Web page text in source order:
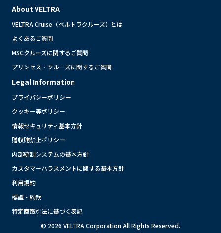
About VELTRA
VELTRA Cruise（ベルトラクルーズ）とは
よくあるご質問
MSCクルーズに関するご質問
プリンセス・クルーズに関するご質問
Legal Information
プライバシーポリシー
クッキー等ポリシー
情報セキュリティ基本方針
贈収賄禁止ポリシー
内部統制システムの基本方針
カスタマーハラスメントに関する基本方針
利用規約
標識・約款
特定商取引法に基づく表記
© 2026 VELTRA Corporation All Rights Reserved.